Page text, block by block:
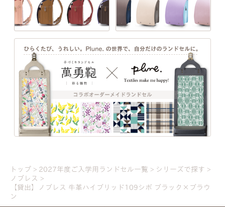
一人ひとりの「大好き」や「ワクワク」を叶え
る、21シリーズのデザインと100超のカラーライ
ンナップ。ランドセル探しは、お子さまの“感
詳しく見る
トップ 2027年度ご入学用ランドセル一覧
シリーズで探す
ノブレス
【貸出】ノブレス 牛革ハイブリッド109シボ ブラック×ブラウ
ン